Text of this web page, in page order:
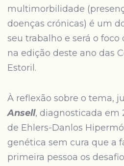
multimorbilidade
doenças crónicas) é um
seu trabalho e será o
na edição deste ano das
Estoril.
À reflexão sobre o tema,
Ansell, diagnosticada em
de Ehlers-Danlos
genética sem cura que a
primeira pessoa os